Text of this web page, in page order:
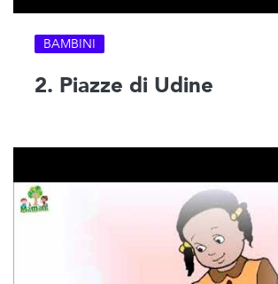
BAMBINI
2. Piazze di Udine